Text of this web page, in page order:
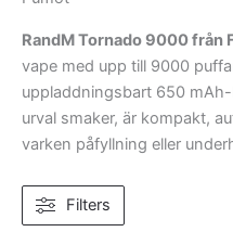
RandM Tornado 9000 från
vape med upp till 9000
uppladdningsbart 650
urval smaker, är kompakt,
varken påfyllning eller
Filters